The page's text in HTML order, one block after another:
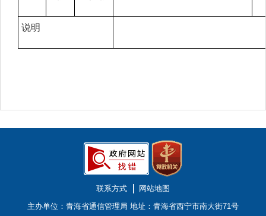
说明
联系方式
网站地图
主办单位：青海省通信管理局 地址：青海省西宁市南大街71号